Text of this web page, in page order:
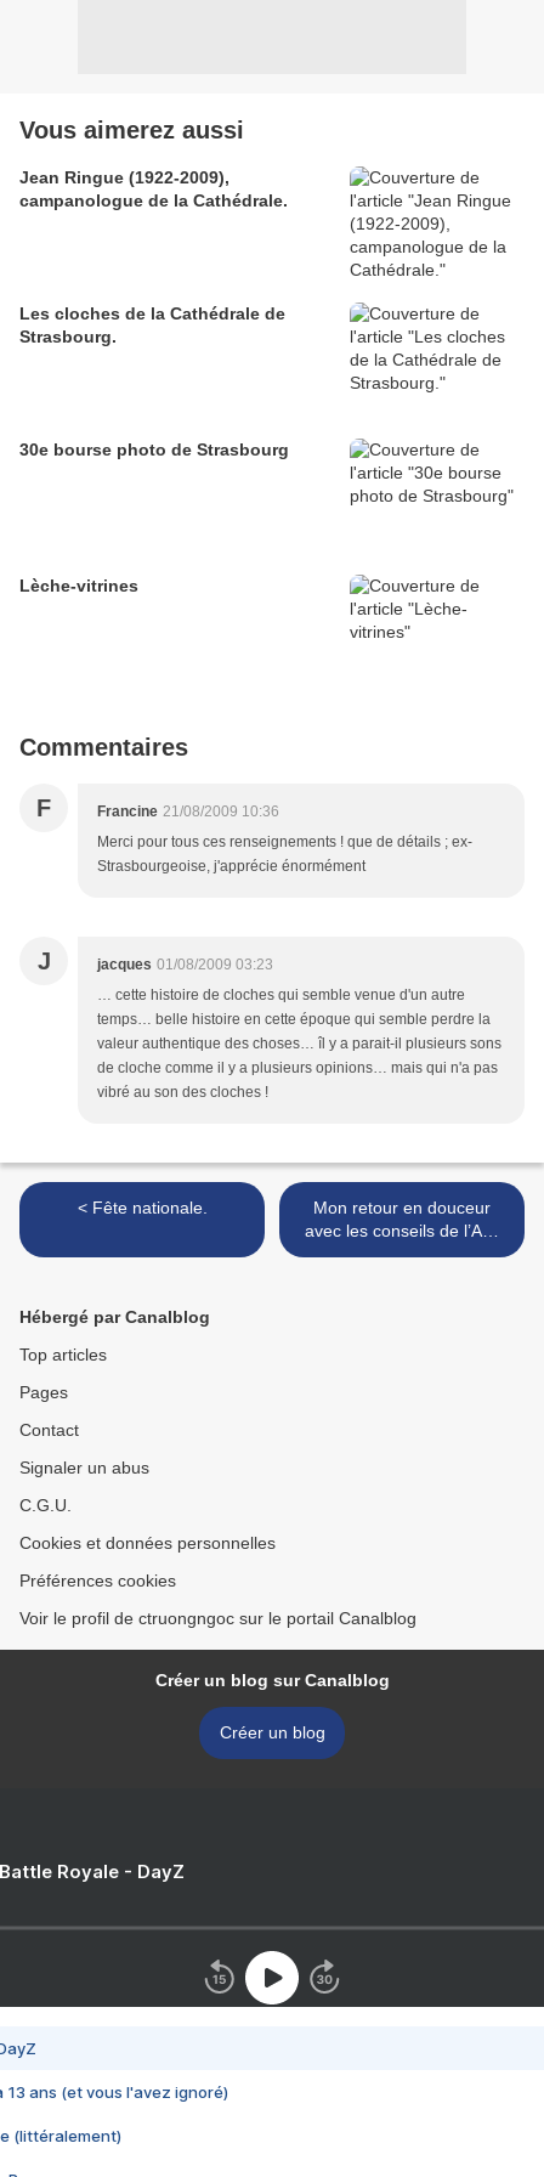
Vous aimerez aussi
Jean Ringue (1922-2009),
campanologue de la Cathédrale.
Les cloches de la Cathédrale de
Strasbourg.
30e bourse photo de Strasbourg
Lèche-vitrines
Commentaires
F Francine 21/08/2009 10:36
Merci pour tous ces renseignements ! que de détails ; ex-
Strasbourgeoise, j'apprécie énormément
J jacques 01/08/2009 03:23
… cette histoire de cloches qui semble venue d'un autre
temps… belle histoire en cette époque qui semble perdre la
valeur authentique des choses… îl y a parait-il plusieurs sons
de cloche comme il y a plusieurs opinions… mais qui n'a pas
vibré au son des cloches !
< Fête nationale.
Mon retour en douceur
avec les conseils de l’Ami
Fritz ! >
Hébergé par Canalblog
Top articles
Pages
Contact
Signaler un abus
C.G.U.
Cookies et données personnelles
Préférences cookies
Voir le profil de ctruongngoc sur le portail Canalblog
Créer un blog sur Canalblog
Créer un blog
Royale - DayZ
13 ans (et vous l'avez ignoré)
(littéralement)